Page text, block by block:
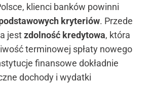
klienci banków powinni
kryteriów. Przede
jestzdolność kredytowa, która
terminowej spłaty nowego
finansowe dokładnie
dochody i wydatki